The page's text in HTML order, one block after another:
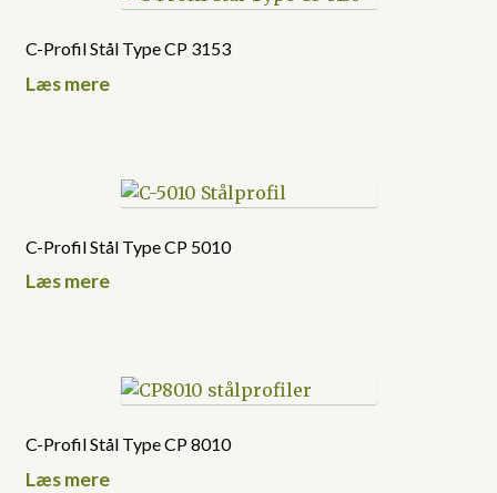
C-Profil Stål Type CP 3153
Læs mere
C-Profil Stål Type CP 5010
Læs mere
C-Profil Stål Type CP 8010
Læs mere